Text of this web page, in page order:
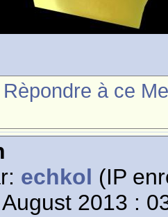
Rèpondre à ce
echkol (IP
2013 :